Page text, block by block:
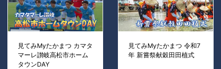
見てみMyたかまつ カマタ
マーレ讃岐高松市ホーム
タウンDAY
見てみMyたかまつ 令和7
年 新嘗祭献穀田田植式